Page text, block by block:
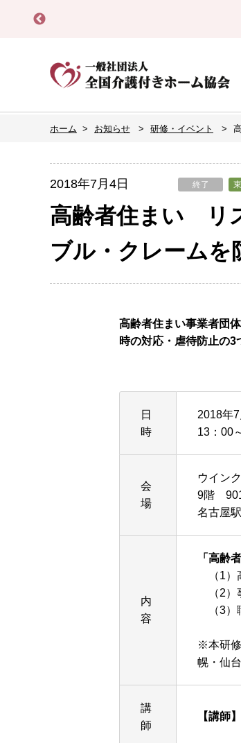
ホーム お知らせ 研修・イベント
2018年7月4日 終了
高齢者住まい リ
ブル・クレームを
高齢者住まい事業者団
時の対応・虐待防止の3
日
時
2018年7
13：00
会
場
ウイン
9階
名古屋
内
容
「高齢
（1）
（2）
（3）
※本研
幌・仙
講
師
【講